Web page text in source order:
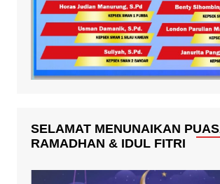
SELAMAT MENUNAIKAN
RAMADHAN & IDUL FITRI